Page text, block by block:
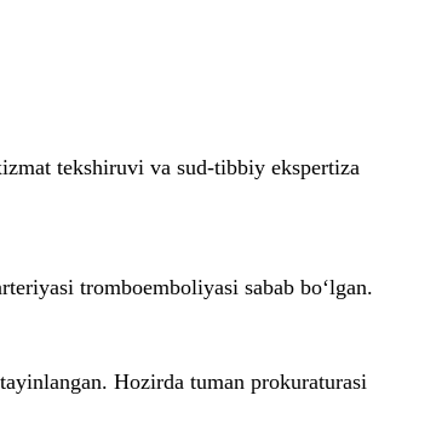
tekshiruvi va sud-tibbiy ekspertiza
tromboemboliyasi sabab bo‘lgan.
Hozirda tuman prokuraturasi